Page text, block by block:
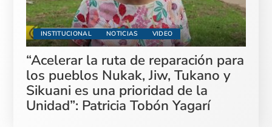
INSTITUCIONAL NOTICIAS VIDEO
“Acelerar la ruta de reparación para
los pueblos Nukak, Jiw, Tukano y
Sikuani es una prioridad de la
Unidad”: Patricia Tobón Yagarí